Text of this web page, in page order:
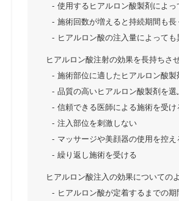
使用するヒアルロン酸製剤によっ
施術回数が増えると持続期間も長
ヒアルロン酸の注入量によっても
ヒアルロン酸注射の効果を長持ちさ
施術部位に適したヒアルロン酸製
品質の高いヒアルロン酸製剤を選
信頼できる医師による施術を受け
注入部位を刺激しない
マッサージや美顔器の使用を控え
繰り返し施術を受ける
ヒアルロン酸注入の効果についての
ヒアルロン酸が定着するまでの期